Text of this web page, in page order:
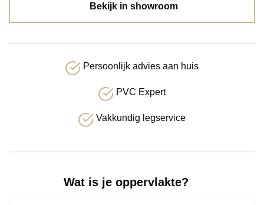
Bekijk in showroom
Persoonlijk advies aan huis
PVC Expert
Vakkundig legservice
Wat is je oppervlakte?